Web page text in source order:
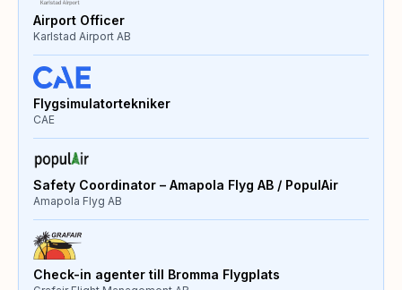
Airport Officer
Karlstad Airport AB
Flygsimulatortekniker
CAE
Safety Coordinator – Amapola Flyg AB / PopulAir
Amapola Flyg AB
Check-in agenter till Bromma Flygplats